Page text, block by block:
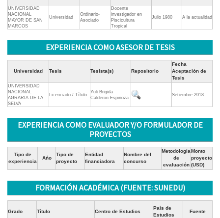
UNIVERSIDAD
NACIONAL
MAYOR DE SAN
MARCOS
Universidad
Ordinario-
Asociado
Docente
investigador en
Piscicultura
Tropical
Julio 1980 A la actualidad
EXPERIENCIA COMO ASESOR DE TESIS
Universidad Tesis Tesista(s) Repositorio
Fecha
Aceptación de
Tesis
UNIVERSIDAD
NACIONAL
AGRARIA DE LA
SELVA
Licenciado / Título
Yuli Brigida
Calderon Espinoza
Setiembre 2018
EXPERIENCIA COMO EVALUADOR Y/O FORMULADOR DE
PROYECTOS
Tipo de
experiencia
Ańo
Tipo de
proyecto
Entidad
financiadora
Nombre del
concurso
Metodología
de
evaluación
Monto
proyecto
(USD)
FORMACIÓN ACADÉMICA (FUENTE: SUNEDU)
Grado Título Centro de Estudios
País de
Estudios
Fuente